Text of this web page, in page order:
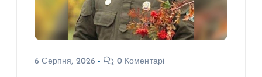
6 Серпня, 2026 0 Коментарі